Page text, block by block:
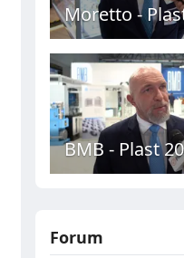
Moretto -
BMB - Plast
Forum